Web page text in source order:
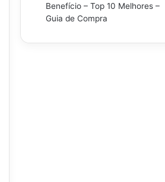
Benefício – Top 10 Melhores –
Guia de Compra